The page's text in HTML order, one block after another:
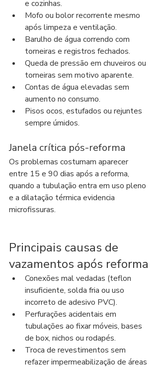
e cozinhas.
Mofo ou bolor recorrente mesmo
após limpeza e ventilação.
Barulho de água correndo com
torneiras e registros fechados.
Queda de pressão em chuveiros ou
torneiras sem motivo aparente.
Contas de água elevadas sem
aumento no consumo.
Pisos ocos, estufados ou rejuntes
sempre úmidos.
Janela crítica pós-reforma
Os problemas costumam aparecer
entre 15 e 90 dias após a reforma,
quando a tubulação entra em uso pleno
e a dilatação térmica evidencia
microfissuras.
Principais causas de
vazamentos após reforma
Conexões mal vedadas (teflon
insuficiente, solda fria ou uso
incorreto de adesivo PVC).
Perfurações acidentais em
tubulações ao fixar móveis, bases
de box, nichos ou rodapés.
Troca de revestimentos sem
refazer impermeabilização de áreas